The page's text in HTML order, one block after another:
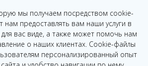
мы получаем посредством cookie-
нам предоставлять вам наши услуги в
вас виде, а также может помочь нам
о наших клиентах. Cookie-файлы
персонализированный опыт